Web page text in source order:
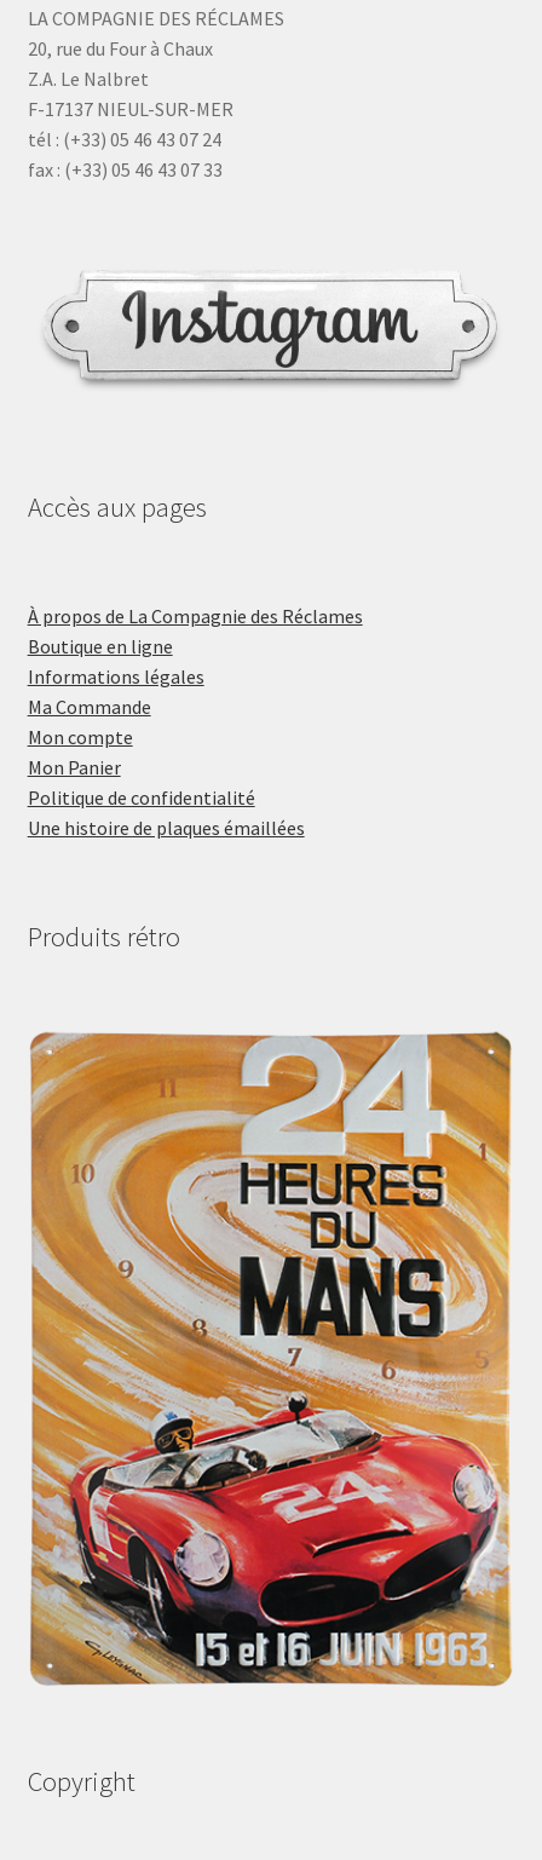
LA COMPAGNIE DES RÉCLAMES
20, rue du Four à Chaux
Z.A. Le Nalbret
F-17137 NIEUL-SUR-MER
tél : (+33) 05 46 43 07 24
fax : (+33) 05 46 43 07 33
Accès aux pages
À propos de La Compagnie des Réclames
Boutique en ligne
Informations légales
Ma Commande
Mon compte
Mon Panier
Politique de confidentialité
Une histoire de plaques émaillées
Produits rétro
Copyright